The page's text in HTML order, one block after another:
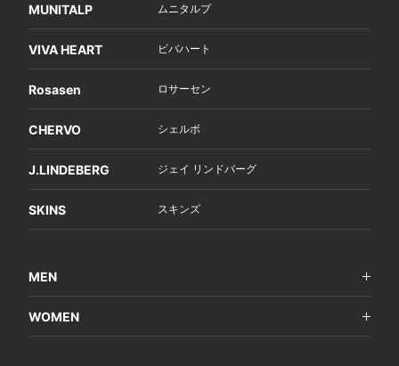
MUNITALP ムニタルプ
VIVA HEART ビバハート
Rosasen ロサーセン
CHERVO シェルボ
J.LINDEBERG ジェイ リンドバーグ
SKINS スキンズ
MEN
WOMEN